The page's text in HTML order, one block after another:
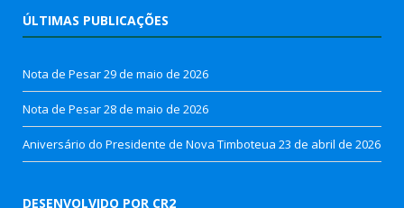
ÚLTIMAS PUBLICAÇÕES
Nota de Pesar29 de maio de 2026
Nota de Pesar28 de maio de 2026
Aniversário do Presidente de Nova Timboteua 23 de abril de 2026
DESENVOLVIDO POR CR2